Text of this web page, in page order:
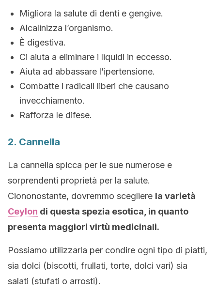
Migliora la salute di denti e gengive.
Alcalinizza l’organismo.
È digestiva.
Ci aiuta a eliminare i liquidi in eccesso.
Aiuta ad abbassare l’ipertensione.
Combatte i radicali liberi che causano
invecchiamento.
Rafforza le difese.
2. Cannella
La cannella spicca per le sue numerose e
sorprendenti proprietà per la salute.
Ciononostante, dovremmo scegliere la varietà
Ceylon di questa spezia esotica, in quanto
presenta maggiori virtù medicinali.
Possiamo utilizzarla per condire ogni tipo di piatti,
sia dolci (biscotti, frullati, torte, dolci vari) sia
salati (stufati o arrosti).